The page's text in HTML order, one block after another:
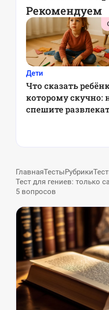
Рекомендуем
Дети
Что сказать
которому скучно:
спешите
ГлавнаяТестыРубрики
Тест для гениев: только
5 вопросов